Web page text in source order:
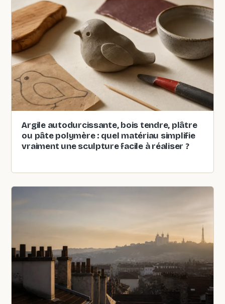
Argile autodurcissante, bois tendre, plâtre
ou pâte polymère : quel matériau simplifie
vraiment une sculpture facile à réaliser ?